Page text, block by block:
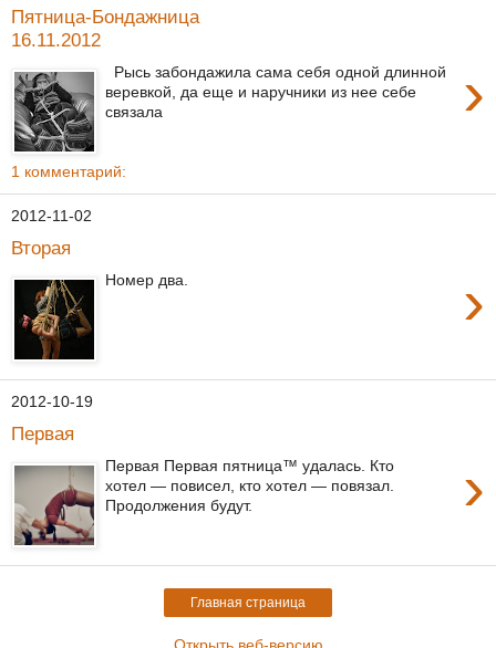
Пятница-Бондажница
16.11.2012
›
Рысь забондажила сама себя одной длинной
веревкой, да еще и наручники из нее себе
связала
1 комментарий:
2012-11-02
Вторая
›
Номер два.
2012-10-19
Первая
›
Первая Первая пятница™ удалась. Кто
хотел — повисел, кто хотел — повязал.
Продолжения будут.
Главная страница
Открыть веб-версию